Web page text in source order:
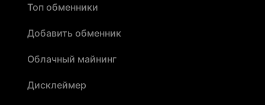
Топ обменники
Добавить обменник
Облачный майнинг
Дисклеймер